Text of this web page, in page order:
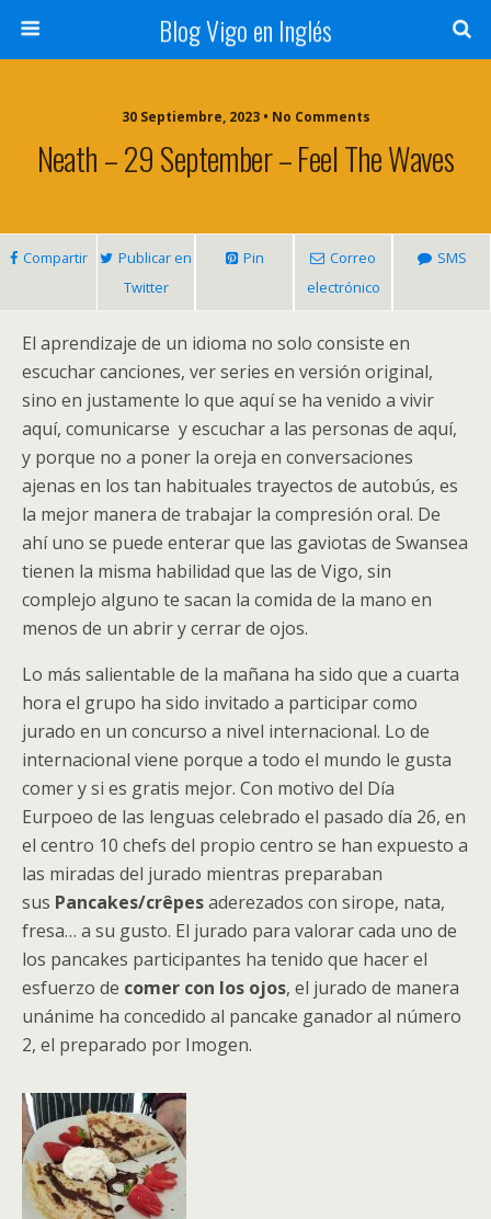
Blog Vigo en Inglés
30 Septiembre, 2023 • No Comments
Neath – 29 September – Feel The Waves
Compartir
Publicar en
Twitter
Pin
Correo
electrónico
SMS
El aprendizaje de un idioma no solo consiste en
escuchar canciones, ver series en versión original,
sino en justamente lo que aquí se ha venido a vivir
aquí, comunicarse y escuchar a las personas de aquí,
y porque no a poner la oreja en conversaciones
ajenas en los tan habituales trayectos de autobús, es
la mejor manera de trabajar la compresión oral. De
ahí uno se puede enterar que las gaviotas de Swansea
tienen la misma habilidad que las de Vigo, sin
complejo alguno te sacan la comida de la mano en
menos de un abrir y cerrar de ojos.
Lo más salientable de la mañana ha sido que a cuarta
hora el grupo ha sido invitado a participar como
jurado en un concurso a nivel internacional. Lo de
internacional viene porque a todo el mundo le gusta
comer y si es gratis mejor. Con motivo del Día
Eurpoeo de las lenguas celebrado el pasado día 26, en
el centro 10 chefs del propio centro se han expuesto a
las miradas del jurado mientras preparaban
sus Pancakes/crêpesaderezados con sirope, nata,
fresa… a su gusto. El jurado para valorar cada uno de
los pancakes participantes ha tenido que hacer el
esfuerzo de comer con los ojos, el jurado de manera
unánime ha concedido al pancake ganador al número
2, el preparado por Imogen.